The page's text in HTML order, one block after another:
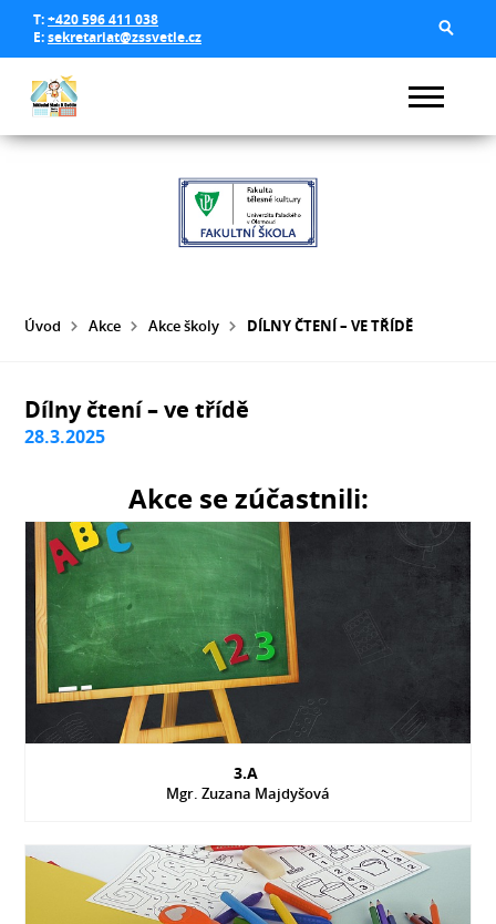
T:+420 596 411 038
E:sekretariat@zssvetle.cz
Úvod Akce Akce školy DÍLNY ČTENÍ – VE TŘÍDĚ
Dílny čtení – ve třídě
28.3.2025
Akce se zúčastnili:
3.A
Mgr. Zuzana Majdyšová